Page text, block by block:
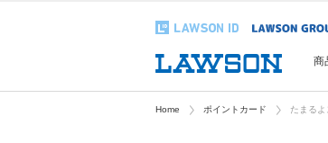
商
Home ポイントカード たまる